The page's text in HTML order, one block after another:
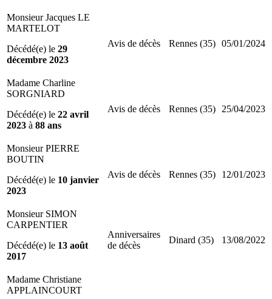
Monsieur Jacques LE
MARTELOT
Décédé(e) le 29
décembre 2023
Avis de décès Rennes (35) 05/01/2024
Madame Charline
SORGNIARD
Décédé(e) le 22 avril
2023 à 88 ans
Avis de décès Rennes (35) 25/04/2023
Monsieur PIERRE
BOUTIN
Décédé(e) le 10 janvier
2023
Avis de décès Rennes (35) 12/01/2023
Monsieur SIMON
CARPENTIER
Décédé(e) le 13 août
2017
Anniversaires
de décès
Dinard (35) 13/08/2022
Madame Christiane
APPLAINCOURT